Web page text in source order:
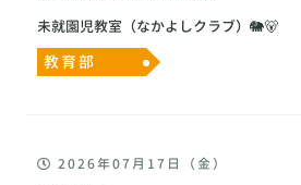
未就園児教室（なかよしクラブ）🐘🐻
教育部
2026年07月17日（金）